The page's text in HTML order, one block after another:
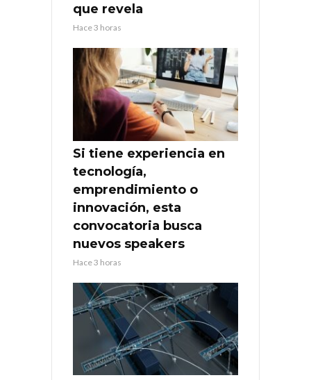
que revela
Hace 3 horas
Si tiene experiencia en
tecnología,
emprendimiento o
innovación, esta
convocatoria busca
nuevos speakers
Hace 3 horas